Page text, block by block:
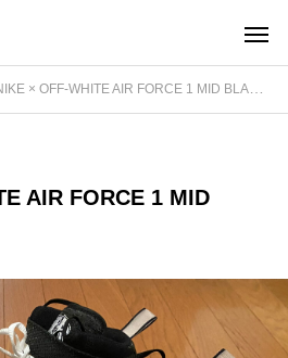
× OFF-WHITE AIR FORCE 1 MID BLACK & CLEAR
AIR FORCE 1 MID